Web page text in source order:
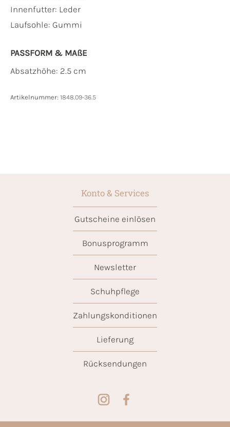
Innenfutter: Leder
Laufsohle: Gummi
PASSFORM & MAẞE
Absatzhöhe: 2.5 cm
Artikelnummer: 1848.09-36.5
Konto & Services
Gutscheine einlösen
Bonusprogramm
Newsletter
Schuhpflege
Zahlungskonditionen
Lieferung
Rücksendungen